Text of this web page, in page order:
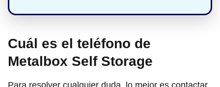
Cuál es el teléfono de
Metalbox Self Storage